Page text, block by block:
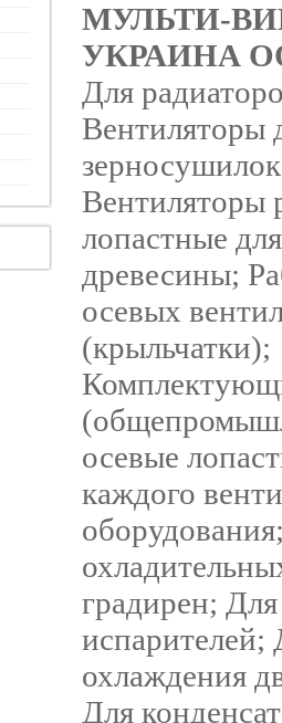
МУЛЬТИ-
УКРАИНА
Для
Вентиляторы
Вентиляторы
лопастные
древесины;
осевых
(крыльчатки);
осевые
каждого
градирен; Для
испарителей;
охлаждения
Для